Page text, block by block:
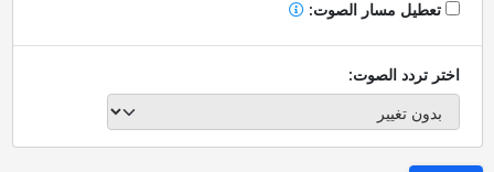
تعطيل مسار الصوت:
اختر تردد الصوت: